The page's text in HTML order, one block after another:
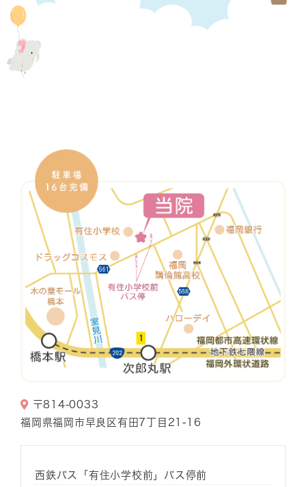
〒814-0033
福岡県福岡市早良区有田7丁目21-16
西鉄バス「有住小学校前」バス停前